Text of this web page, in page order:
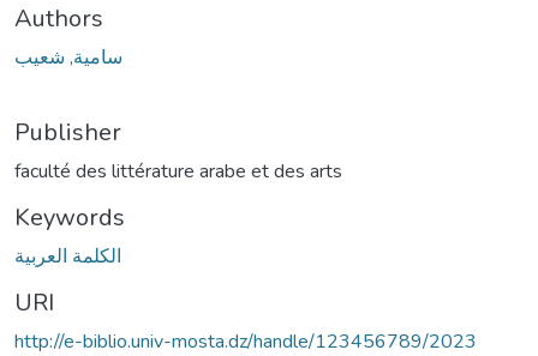
Authors
سامية, شعيب
Publisher
faculté des littérature arabe et des arts
Keywords
الكلمة العربية
URI
http://e-biblio.univ-mosta.dz/handle/123456789/2023